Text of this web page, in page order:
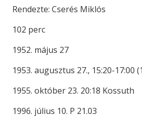
Rendezte: Cserés Miklós
102 perc
1952. május 27
1953. augusztus 27., 15:20-17:00
1955. október 23. 20:18 Kossuth
1996. július 10. P 21.03